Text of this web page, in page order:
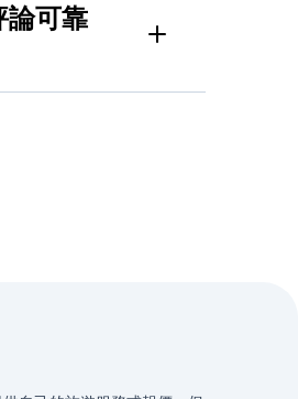
可靠